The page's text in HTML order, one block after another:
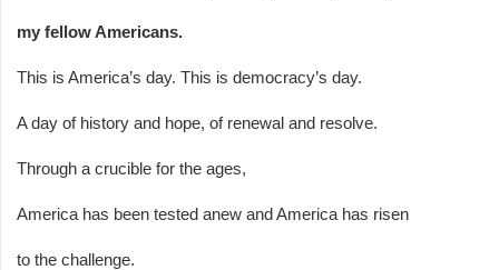
my fellow Americans.
This is America’s day. This is democracy’s day.
A day of history and hope, of renewal and resolve.
Through a crucible for the ages,
America has been tested anew and America has risen
to the challenge.